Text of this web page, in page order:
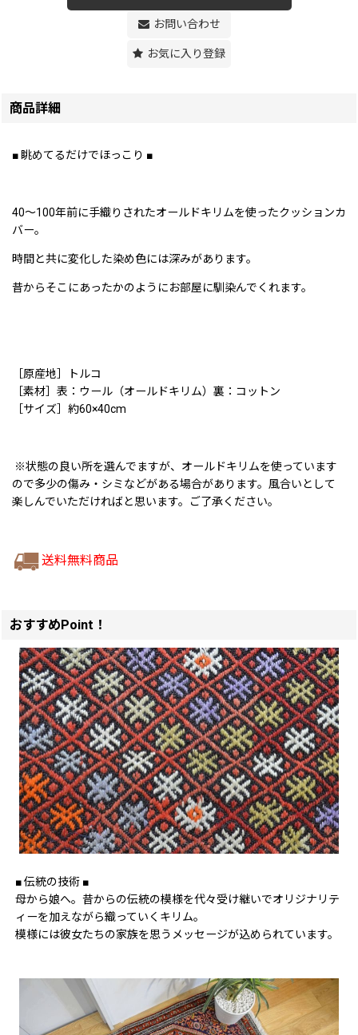
お問い合わせ
お気に入り登録
商品詳細
■ 眺めてるだけでほっこり ■
40〜100年前に手織りされたオールドキリムを使ったクッションカ
バー。
時間と共に変化した染め色には深みがあります。
昔からそこにあったかのようにお部屋に馴染んでくれます。
［原産地］トルコ
［素材］表：ウール（オールドキリム）裏：コットン
［サイズ］約60×40cm
※状態の良い所を選んでますが、オールドキリムを使っています
ので多少の傷み・シミなどがある場合があります。風合いとして
楽しんでいただければと思います。ご了承ください。
送料無料商品
おすすめPoint！
■ 伝統の技術 ■
母から娘へ。昔からの伝統の模様を代々受け継いでオリジナリテ
ィーを加えながら織っていくキリム。
模様には彼女たちの家族を思うメッセージが込められています。